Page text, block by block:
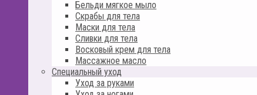
Бельди мягкое мыло
Скрабы для тела
Маски для тела
Сливки для тела
Восковый крем для тела
Массажное масло
Специальный уход
Уход за руками